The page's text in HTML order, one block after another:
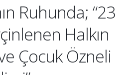
Ruhunda; “23
Halkın
Çocuk Özneli